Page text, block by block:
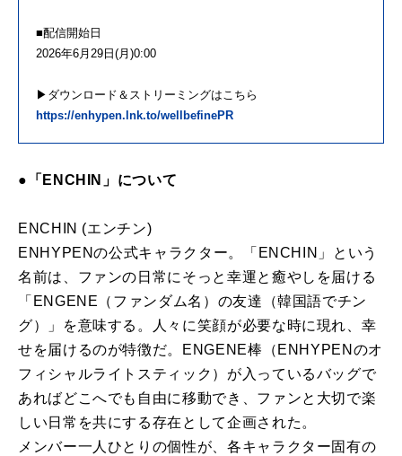
■配信開始日
2026年6月29日(月)0:00
▶ダウンロード＆ストリーミングはこちら
https://enhypen.lnk.to/wellbefinePR
●「ENCHIN」について
ENCHIN (エンチン)
ENHYPENの公式キャラクター。「ENCHIN」という
名前は、ファンの日常にそっと幸運と癒やしを届ける
「ENGENE（ファンダム名）の友達（韓国語でチン
グ）」を意味する。人々に笑顔が必要な時に現れ、幸
せを届けるのが特徴だ。ENGENE棒（ENHYPENのオ
フィシャルライトスティック）が入っているバッグで
あればどこへでも自由に移動でき、ファンと大切で楽
しい日常を共にする存在として企画された。
メンバー一人ひとりの個性が、各キャラクター固有の